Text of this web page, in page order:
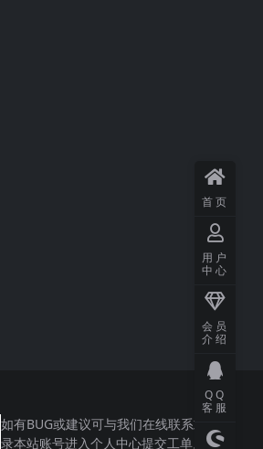
如有BUG或建议可与我们在线联系或登
录本站账号进入个人中心提交工单。
首页
用户
中心
会员
介绍
QQ
客服